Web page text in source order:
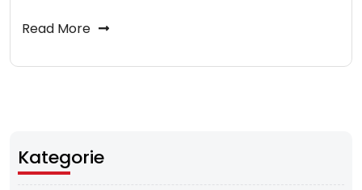
Read More
Kategorie